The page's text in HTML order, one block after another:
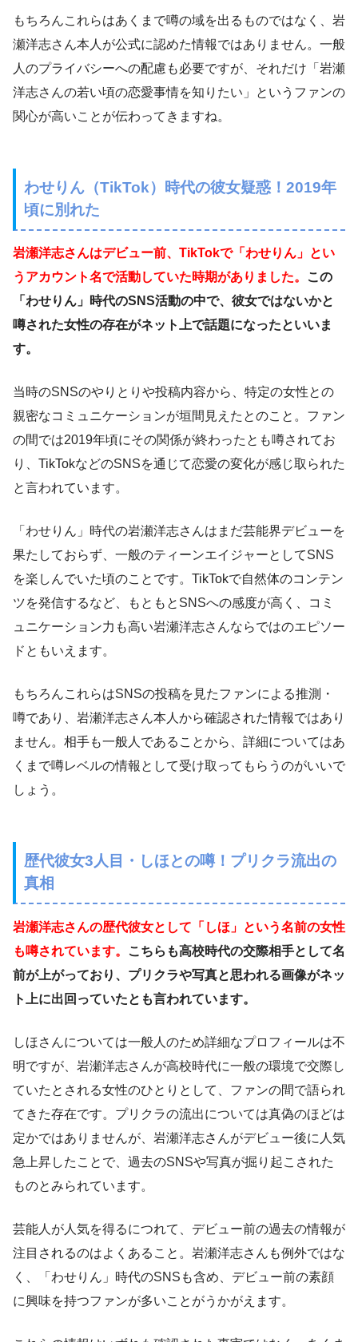
もちろんこれらはあくまで噂の域を出るものではなく、岩
瀬洋志さん本人が公式に認めた情報ではありません。一般
人のプライバシーへの配慮も必要ですが、それだけ「岩瀬
洋志さんの若い頃の恋愛事情を知りたい」というファンの
関心が高いことが伝わってきますね。
わせりん（TikTok）時代の彼女疑惑！2019年
頃に別れた
岩瀬洋志さんはデビュー前、TikTokで「わせりん」とい
うアカウント名で活動していた時期がありました。
この
「わせりん」時代のSNS活動の中で、彼女ではないかと
噂された女性の存在がネット上で話題になったといいま
す。
当時のSNSのやりとりや投稿内容から、特定の女性との
親密なコミュニケーションが垣間見えたとのこと。ファン
の間では2019年頃にその関係が終わったとも噂されてお
り、TikTokなどのSNSを通じて恋愛の変化が感じ取られた
と言われています。
「わせりん」時代の岩瀬洋志さんはまだ芸能界デビューを
果たしておらず、一般のティーンエイジャーとしてSNS
を楽しんでいた頃のことです。TikTokで自然体のコンテン
ツを発信するなど、もともとSNSへの感度が高く、コミ
ュニケーション力も高い岩瀬洋志さんならではのエピソー
ドともいえます。
もちろんこれらはSNSの投稿を見たファンによる推測・
噂であり、岩瀬洋志さん本人から確認された情報ではあり
ません。相手も一般人であることから、詳細についてはあ
くまで噂レベルの情報として受け取ってもらうのがいいで
しょう。
歴代彼女3人目・しほとの噂！プリクラ流出の
真相
岩瀬洋志さんの歴代彼女として「しほ」という名前の女性
も噂されています。
こちらも高校時代の交際相手として名
前が上がっており、プリクラや写真と思われる画像がネッ
ト上に出回っていたとも言われています。
しほさんについては一般人のため詳細なプロフィールは不
明ですが、岩瀬洋志さんが高校時代に一般の環境で交際し
ていたとされる女性のひとりとして、ファンの間で語られ
てきた存在です。プリクラの流出については真偽のほどは
定かではありませんが、岩瀬洋志さんがデビュー後に人気
急上昇したことで、過去のSNSや写真が掘り起こされた
ものとみられています。
芸能人が人気を得るにつれて、デビュー前の過去の情報が
注目されるのはよくあること。岩瀬洋志さんも例外ではな
く、「わせりん」時代のSNSも含め、デビュー前の素顔
に興味を持つファンが多いことがうかがえます。